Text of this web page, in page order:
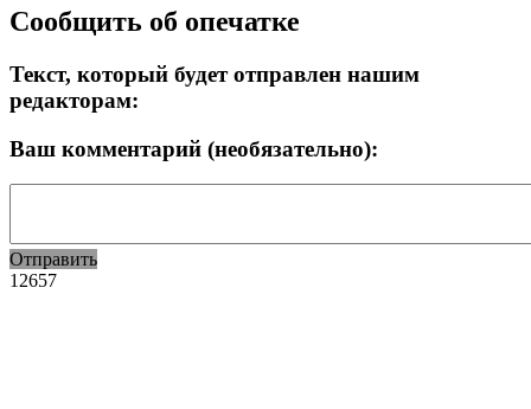
Сообщить об опечатке
Текст, который будет отправлен нашим
редакторам:
Ваш комментарий (необязательно):
Отправить
12657